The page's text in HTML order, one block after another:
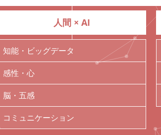
人間 × AI
知能・ビッグデータ
感性・心
脳・五感
コミュニケーション